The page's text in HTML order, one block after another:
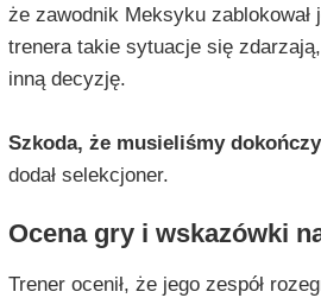
że zawodnik Meksyku zablokował
trenera takie sytuacje się
inną decyzję.
Szkoda, że musieliśmy
dodał selekcjoner.
Ocena gry i wskazówki
Trener ocenił, że jego zespół